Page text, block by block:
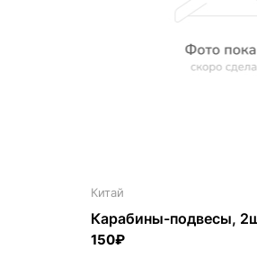
Китай
Карабины-подвесы,
150₽